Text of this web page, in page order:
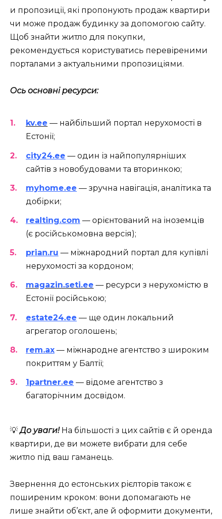
и пропозиції, які пропонують продаж квартири
чи може продаж будинку за допомогою сайту.
Щоб знайти житло для покупки,
рекомендується користуватись перевіреними
порталами з актуальними пропозиціями.
Ось основні ресурси:
kv.ee — найбільший портал нерухомості в
Естонії;
city24.ee — один із найпопулярніших
сайтів з новобудовами та вторинкою;
myhome.ee — зручна навігація, аналітика та
добірки;
realting.com — орієнтований на іноземців
(є російськомовна версія);
prian.ru — міжнародний портал для купівлі
нерухомості за кордоном;
magazin.seti.ee — ресурси з нерухомістю в
Естонії російською;
estate24.ee — ще один локальний
агрегатор оголошень;
rem.ax — міжнародне агентство з широким
покриттям у Балтії;
1partner.ee — відоме агентство з
багаторічним досвідом.
💡До уваги!На більшості з цих сайтів є й оренда
квартири, де ви можете вибрати для себе
житло під ваш гаманець.
Звернення до естонських рієлторів також є
поширеним кроком: вони допомагають не
лише знайти об’єкт, але й оформити документи,